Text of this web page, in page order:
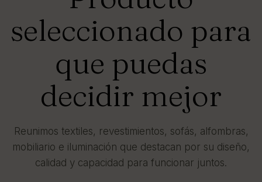
seleccionado para
que puedas
decidir mejor
Reunimos textiles, revestimientos, sofás, alfombras,
mobiliario e iluminación que destacan por su diseño,
calidad y capacidad para funcionar juntos.